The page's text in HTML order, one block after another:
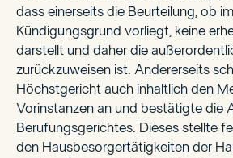
dass einerseits die Beurteilung, ob
Kündigungsgrund vorliegt, keine
darstellt und daher die
zurückzuweisen ist. Andererseits
Höchstgericht auch inhaltlich den
Vorinstanzen an und bestätigte die
Berufungsgerichtes. Dieses stellte
den Hausbesorgertätigkeiten der